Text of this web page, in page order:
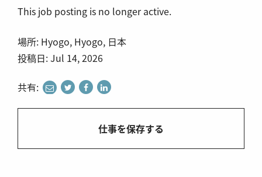
This job posting is no longer active.
場所: Hyogo, Hyogo, 日本
投稿日: Jul 14, 2026
共有: shareshareshareshare
仕事を保存する